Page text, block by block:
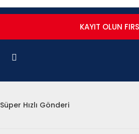
KAYIT OLUN
Süper Hızlı Gönderi